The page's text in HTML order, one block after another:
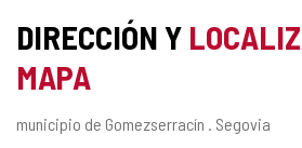
DIRECCIÓN Y
MAPA
Dirección
municipio de Gomezserracín . Segovia